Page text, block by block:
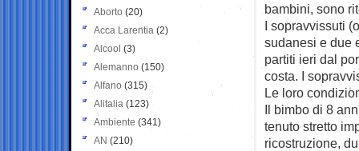
bambini, sono
I sopravvissuti
sudanesi e due
partiti ieri dal
costa. I
Le loro
Il bimbo di 8
tenuto stretto
ricostruzione,
Aborto (20)
Acca Larentia (2)
Alcool (3)
Alemanno (150)
Alfano (315)
Alitalia (123)
Ambiente (341)
AN (210)